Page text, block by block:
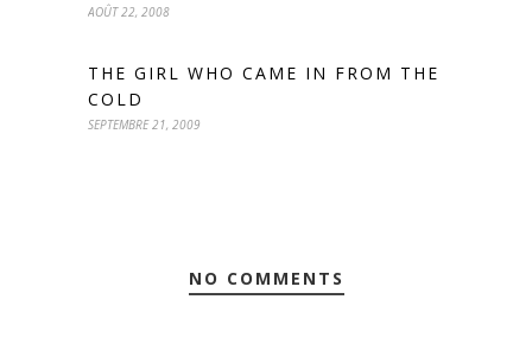
AOÛT 22, 2008
THE GIRL WHO CAME IN FROM THE
COLD
SEPTEMBRE 21, 2009
NO COMMENTS